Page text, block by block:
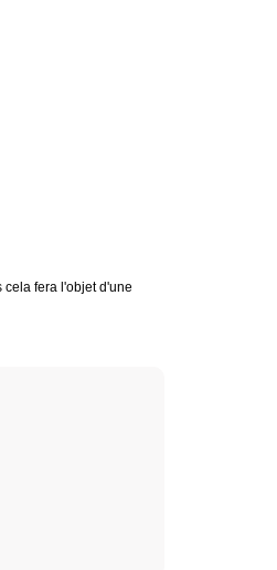
cela fera l'objet d'une